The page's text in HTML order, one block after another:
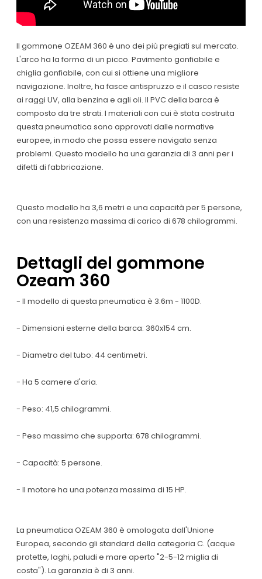
Il gommone OZEAM 360 è uno dei più pregiati sul mercato.
L'arco ha la forma di un picco. Pavimento gonfiabile e
chiglia gonfiabile, con cui si ottiene una migliore
navigazione. Inoltre, ha fasce antispruzzo e il casco resiste
ai raggi UV, alla benzina e agli oli. Il PVC della barca è
composto da tre strati. I materiali con cui è stata costruita
questa pneumatica sono approvati dalle normative
europee, in modo che possa essere navigato senza
problemi. Questo modello ha una garanzia di 3 anni per i
difetti di fabbricazione.
Questo modello ha 3,6 metri e una capacità per 5 persone,
con una resistenza massima di carico di 678 chilogrammi.
Dettagli del gommone
Ozeam 360
- Il modello di questa pneumatica è 3.6m - 1100D.
- Dimensioni esterne della barca: 360x154 cm.
- Diametro del tubo: 44 centimetri.
- Ha 5 camere d'aria.
- Peso: 41,5 chilogrammi.
- Peso massimo che supporta: 678 chilogrammi.
- Capacità: 5 persone.
- Il motore ha una potenza massima di 15 HP.
La pneumatica OZEAM 360 è omologata dall'Unione
Europea, secondo gli standard della categoria C. (acque
protette, laghi, paludi e mare aperto "2-5-12 miglia di
costa"). La garanzia è di 3 anni.